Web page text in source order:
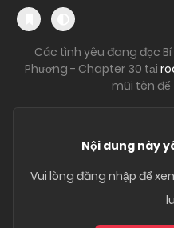
Các tình yêu đang đọc
Phương - Chapter 30 tại
mũi tên
Nội dung này
Vui lòng đăng nhập để